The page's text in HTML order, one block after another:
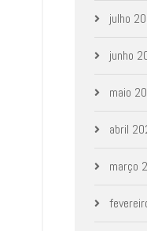
julho
junho
maio
abril
março